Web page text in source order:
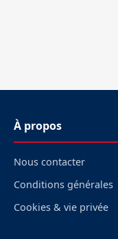
À propos
Nous contacter
Conditions générales
Cookies & vie privée